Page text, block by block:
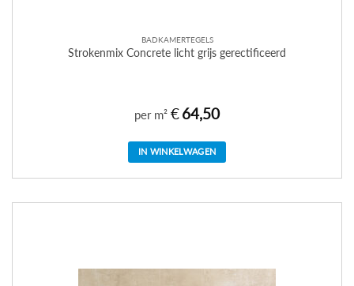
BADKAMERTEGELS
Strokenmix Concrete licht grijs gerectificeerd
per m² €64,50
IN WINKELWAGEN